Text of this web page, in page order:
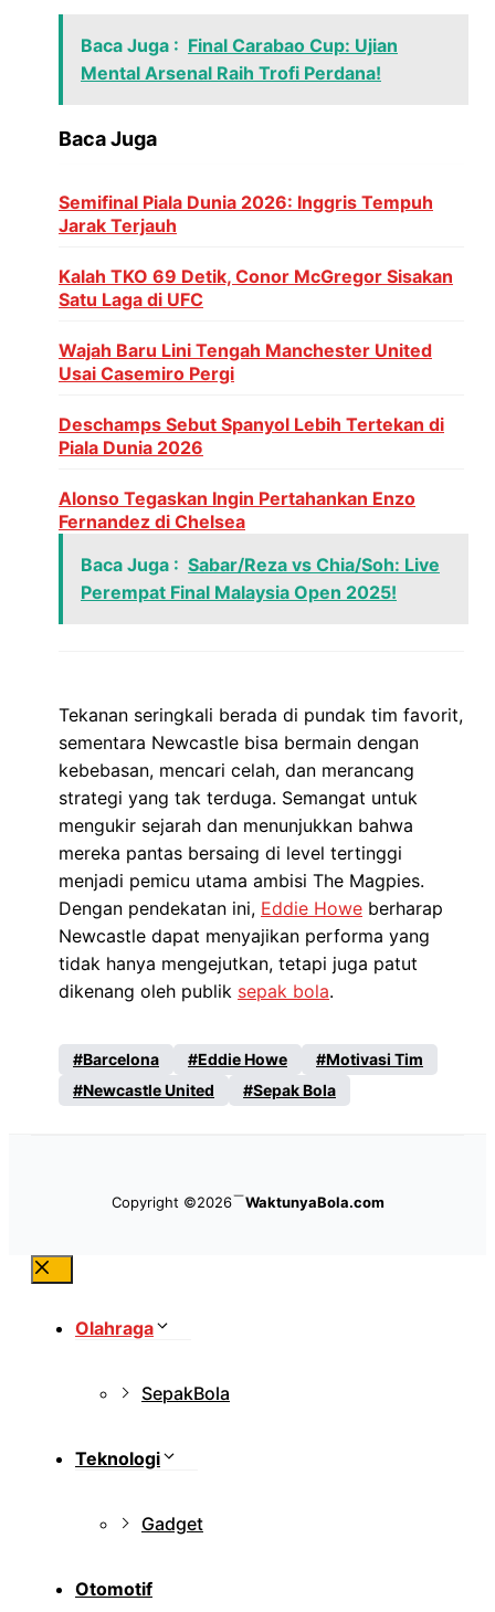
Baca Juga : Final Carabao Cup: Ujian
Mental Arsenal Raih Trofi Perdana!
Baca Juga
Semifinal Piala Dunia 2026: Inggris Tempuh
Jarak Terjauh
Kalah TKO 69 Detik, Conor McGregor Sisakan
Satu Laga di UFC
Wajah Baru Lini Tengah Manchester United
Usai Casemiro Pergi
Deschamps Sebut Spanyol Lebih Tertekan di
Piala Dunia 2026
Alonso Tegaskan Ingin Pertahankan Enzo
Fernandez di Chelsea
Baca Juga : Sabar/Reza vs Chia/Soh: Live
Perempat Final Malaysia Open 2025!
Tekanan seringkali berada di pundak tim favorit,
sementara Newcastle bisa bermain dengan
kebebasan, mencari celah, dan merancang
strategi yang tak terduga. Semangat untuk
mengukir sejarah dan menunjukkan bahwa
mereka pantas bersaing di level tertinggi
menjadi pemicu utama ambisi The Magpies.
Dengan pendekatan ini, Eddie Howe berharap
Newcastle dapat menyajikan performa yang
tidak hanya mengejutkan, tetapi juga patut
dikenang oleh publik sepak bola.
Barcelona Eddie Howe
Motivasi Tim
Newcastle United
Sepak Bola
Copyright ©2026 WaktunyaBola.com
Close
Olahraga
SepakBola
Teknologi
Gadget
Otomotif